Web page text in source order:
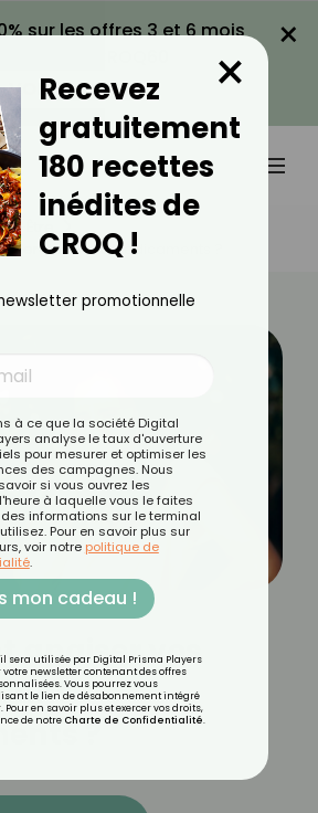
sur les offres 3 et 6 mois
VOIR LA PROMO
×
Être
Sans Médicaments ?
apaiser vos
?
Recevez
gratuitement
180 recettes
inédites de
CROQ !
×
promotionnelle
à ce que la société Digital
analyse le taux d'ouverture
pour mesurer et optimiser les
des campagnes. Nous
si vous ouvrez les
à laquelle vous le faites
informations sur le terminal
Pour en savoir plus sur
voir notre politique de
.
mon cadeau !
sera utilisée par Digital Prisma Players
votre newsletter contenant des offres
Vous pourrez vous
le lien de désabonnement intégré
en savoir plus et exercer vos droits,
de notre Charte de Confidentialité.